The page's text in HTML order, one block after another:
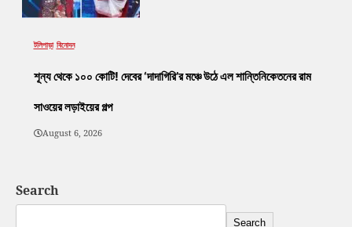
টলিপাড়া বিনোদন
শূন্য থেকে ১০০ কোটি! দেবের ‘দাদাগিরি’র মঞ্চে উঠে এল শান্তিনিকেতনের রাম
সাওয়ের লড়াইয়ের গল্প
August 6, 2026
Search
Search